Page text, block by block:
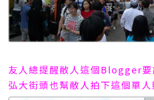
友人總提醒敝人這個Blogger要
弘大街頭也幫敝人拍下這個單人